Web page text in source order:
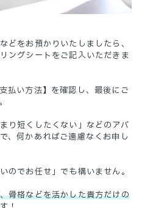
どをお預かりいたしましたら、
ングシートをご記入いただきま
払い方法】を確認し、最後にご
り短くしたくない」などのアバ
、何かあればご遠慮なくお申し
のでお任せ」でも構いません。
骨格などを活かした貴方だけの